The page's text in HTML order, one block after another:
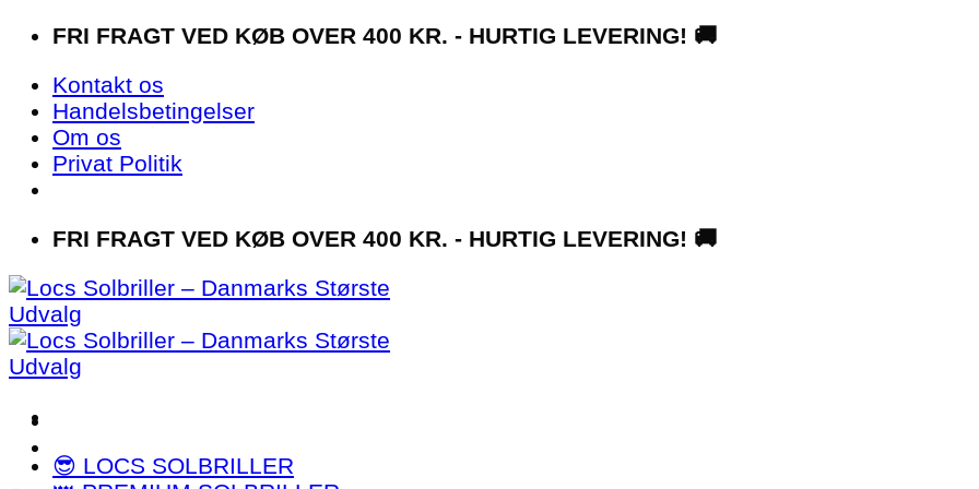
Fortsæt
indhold
FRI FRAGT VED KØB OVER 400 KR. - HURTIG LEVERING! 🚚
Kontakt os
Handelsbetingelser
Om os
Privat Politik
FRI FRAGT VED KØB OVER 400 KR. - HURTIG LEVERING! 🚚
😎 LOCS SOLBRILLER